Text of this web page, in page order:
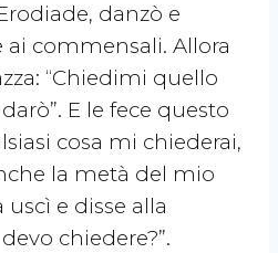
danzò e
ai commensali. Allora
“Chiedimi quello
E le fece questo
cosa mi chiederai,
la metà del mio
uscì e disse alla
chiedere?”.